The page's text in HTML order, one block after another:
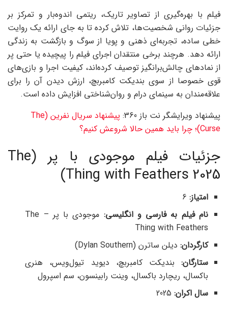
فیلم با بهره‌گیری از تصاویر تاریک، ریتمی اندوه‌بار و تمرکز بر
جزئیات روانی شخصیت‌ها، تلاش کرده تا به جای ارائه یک روایت
خطی ساده، تجربه‌ای ذهنی و پویا از سوگ و بازگشت به زندگی
ارائه دهد. هرچند برخی منتقدان اجرای فیلم را پیچیده یا حتی پر
از نمادهای چالش‌برانگیز توصیف کرده‌اند، کیفیت اجرا و بازی‌های
قوی خصوصا از سوی بندیکت کامبربچ، ارزش دیدن آن را برای
علاقه‌مندان به سینمای درام و روان‌شناختی افزایش داده است.
پیشنهاد ویرایشگر نت باز 360:
پیشنهاد سریال نفرین (The
Curse)؛ چرا باید همین حالا شروعش کنیم؟
جزئیات فیلم موجودی با پر (The
Thing with Feathers 2025)
امتیاز:
نام فیلم به فارسی و انگلیسی:
موجودی با پر – The
Thing with Feathers
کارگردان: دیلن ساترن (Dylan Southern)
ستارگان: بندیکت کامبربچ، دیوید تیول‌ویس، هنری
باکسال، ریچارد باکسال، وینت رابینسون، سم اسپرول
سال اکران: